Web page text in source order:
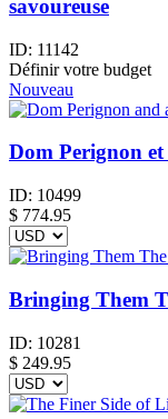
savoureuse
ID: 11142
Définir votre budget
Nouveau
Dom Perignon
ID: 10499
$ 774.95
Bringing Them
ID: 10281
$ 249.95